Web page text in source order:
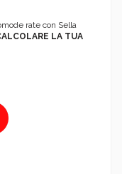
rate con Sella
LA TUA